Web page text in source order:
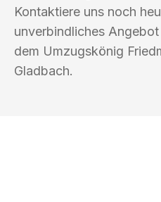
Kontaktiere uns noch
unverbindliches
dem Umzugskönig
Gladbach.